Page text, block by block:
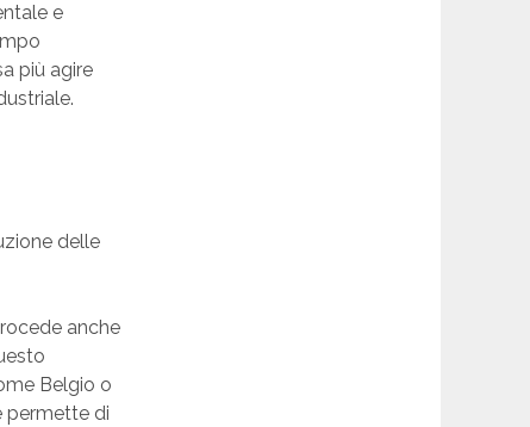
e
più agire
delle
anche
Belgio o
permette di